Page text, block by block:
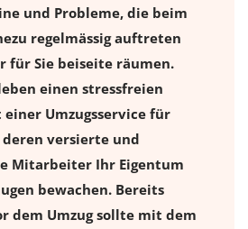
und Probleme, die beim
regelmässig auftreten
für Sie beiseite räumen.
einen stressfreien
Umzugsservice für
versierte und
Mitarbeiter Ihr Eigentum
bewachen. Bereits
dem Umzug sollte mit dem